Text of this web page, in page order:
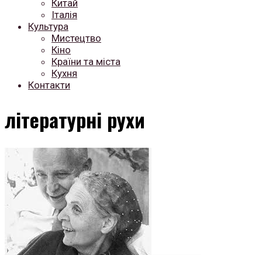
Китай
Італія
Культура
Мистецтво
Кіно
Країни та міста
Кухня
Контакти
літературні рухи